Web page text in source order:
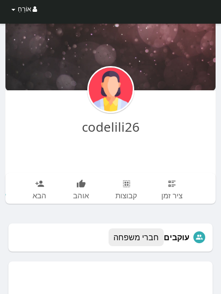
אוֹרֵחַ
codelili26
ציר זמן קבוצות אוהב הבא
עוקבים חברי משפחה